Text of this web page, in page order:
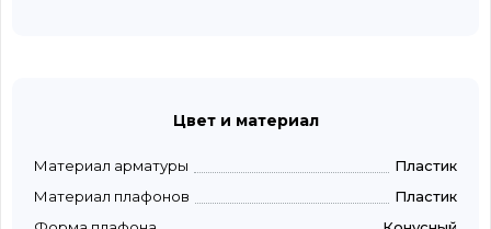
Цвет и материал
Материал арматуры
Пластик
Материал плафонов
Пластик